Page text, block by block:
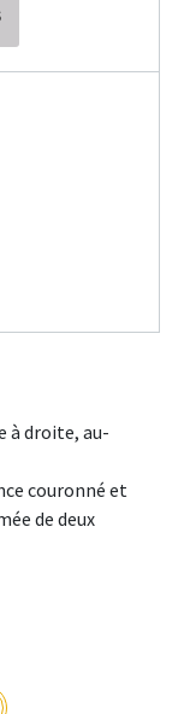
à droite, au-
couronné et
de deux